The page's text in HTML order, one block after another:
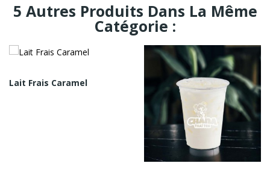
5 Autres Produits Dans La Même
Catégorie :
Lait Frais Caramel